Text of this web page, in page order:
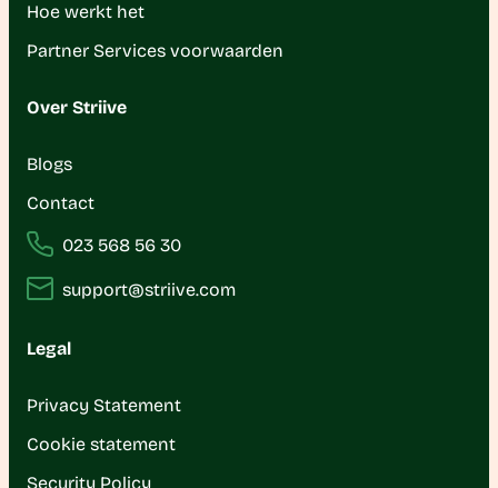
Hoe werkt het
Partner Services voorwaarden
Over Striive
Blogs
Contact
023 568 56 30
support@striive.com
Legal
Privacy Statement
Cookie statement
Security Policy